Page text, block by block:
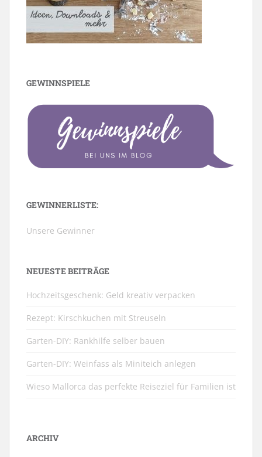
GEWINNSPIELE
GEWINNERLISTE:
Unsere Gewinner
NEUESTE BEITRÄGE
Hochzeitsgeschenk: Geld kreativ verpacken
Rezept: Kirschkuchen mit Streuseln
Garten-DIY: Rankhilfe selber bauen
Garten-DIY: Weinfass als Miniteich anlegen
Wieso Mallorca das perfekte Reiseziel für Familien ist
ARCHIV